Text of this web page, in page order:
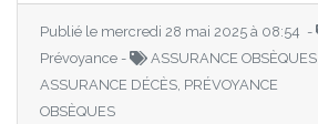
Publié le mercredi 28 mai 2025 à 08:54 -
Prévoyance -
ASSURANCE OBSÈQUES,
ASSURANCE DÉCÈS, PRÉVOYANCE
OBSÈQUES